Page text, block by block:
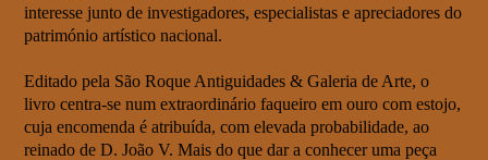
interesse junto de investigadores, especialistas e apreciadores do
património artístico nacional.
Editado pela São Roque Antiguidades & Galeria de Arte, o
livro centra-se num extraordinário faqueiro em ouro com estojo,
cuja encomenda é atribuída, com elevada probabilidade, ao
reinado de D. João V. Mais do que dar a conhecer uma peça